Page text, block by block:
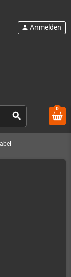
search
person Anmelden
0